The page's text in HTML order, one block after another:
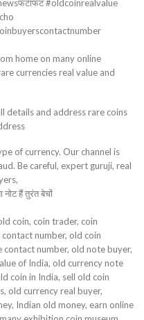
#oldcoinrealvalue
home on many online
currencies real value and
details and address rare coins
of currency. Our channel is
Be careful, expert guruji, real
हैं तुरंत बेचों
coin, coin trader, coin
number, old coin
number, old note buyer,
of India, old currency note
coin in India, sell old coin
old currency real buyer,
Indian old money, earn online